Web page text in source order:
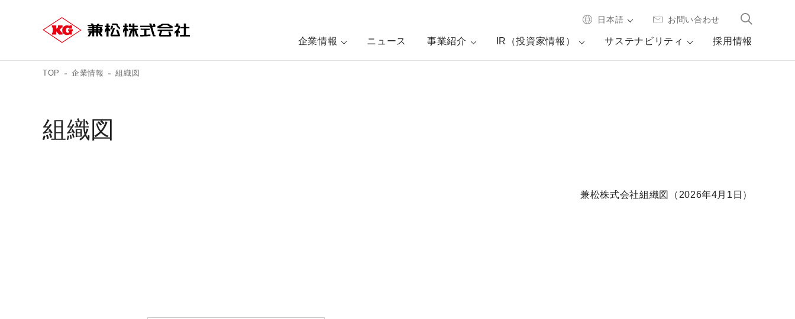
日本語 お問い合わせ
企業情報 ニュース 事業紹介 IR（投資家情報） サステナビリティ 採用情報
TOP 企業情報 組織図
組織図
兼松株式会社組織図（2026年4月1日）